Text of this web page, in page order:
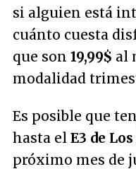
si alguien está
cuánto cuesta
que son 19,99$ al
modalidad
Es posible que
hasta el E3 de
próximo mes de